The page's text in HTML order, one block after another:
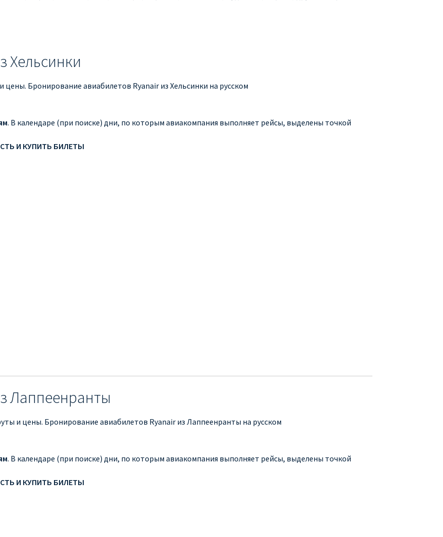
Хельсинки
Бронирование авиабилетов Ryanair из Хельсинки на русском
. В календаре (при поиске) дни, по которым авиакомпания выполняет рейсы, выделены точкой
И КУПИТЬ БИЛЕТЫ
Лаппеенранты
и цены. Бронирование авиабилетов Ryanair из Лаппеенранты на русском
. В календаре (при поиске) дни, по которым авиакомпания выполняет рейсы, выделены точкой
И КУПИТЬ БИЛЕТЫ